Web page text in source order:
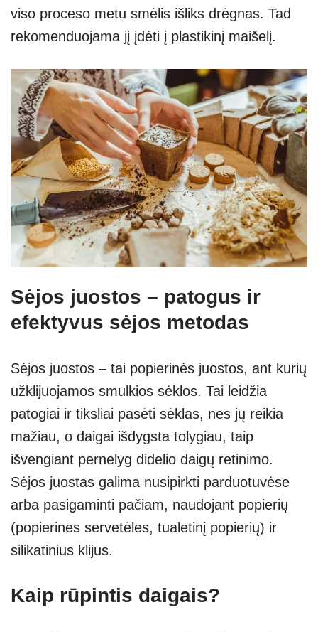
viso proceso metu smėlis išliks drėgnas. Tad
rekomenduojama jį įdėti į plastikinį maišelį.
Sėjos juostos – patogus ir
efektyvus sėjos metodas
Sėjos juostos – tai popierinės juostos, ant kurių
užklijuojamos smulkios sėklos. Tai leidžia
patogiai ir tiksliai pasėti sėklas, nes jų reikia
mažiau, o daigai išdygsta tolygiau, taip
išvengiant pernelyg didelio daigų retinimo.
Sėjos juostas galima nusipirkti parduotuvėse
arba pasigaminti pačiam, naudojant popierių
(popierines servetėles, tualetinį popierių) ir
silikatinius klijus.
Kaip rūpintis daigais?